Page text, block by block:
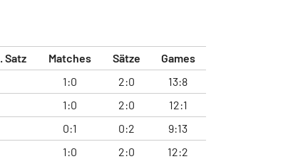
Satz Matches Sätze Games
1:0 2:0 13:8
1:0 2:0 12:1
0:1 0:2 9:13
1:0 2:0
12:2